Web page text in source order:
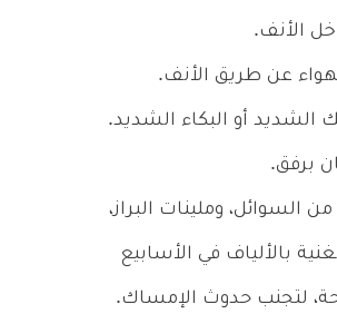
الأنف.
عن طريق الأنف.
أو البكاء الشديد.
برفق.
من السوائل، وملينات البراز،
بالألياف في الأسابيع
لتجنب حدوث الإمساك.